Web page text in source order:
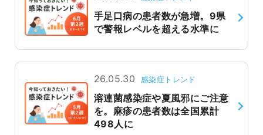
よくあるご質問
手足口病の患者数が急増。9県
で警報レベルを超える水準に
26.05.30 感染症トレンド
溶連菌感染症や夏風邪にご注意
を。麻疹の患者数は全国累計
498人に